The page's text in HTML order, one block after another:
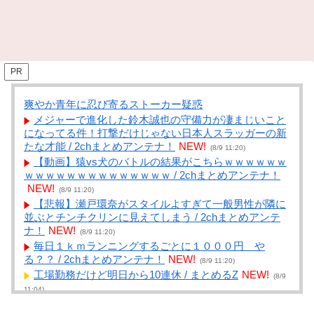
PR
爽やか青年に忍び寄るストーカー疑惑
メジャーで進化した鈴木誠也の守備力が凄まじいこと
になってる件！打撃だけじゃない日本人スラッガーの新
たな才能 / 2chまとめアンテナ！
NEW! (8/9 11:20)
【動画】猿vs犬のバトルの結果がこちらｗｗｗｗｗｗ
ｗｗｗｗｗｗｗｗｗｗｗｗｗｗ / 2chまとめアンテナ！
NEW!
(8/9 11:20)
【悲報】瀬戸環奈がスタイルよすぎて一般男性が隣に
並ぶとチンチクリンに見えてしまう / 2chまとめアンテ
ナ！
NEW! (8/9 11:20)
毎日１ｋｍランニングするごとに１０００円 や
る？？ / 2chまとめアンテナ！
NEW! (8/9 11:20)
工場勤務だけど明日から10連休 / まとめるZ NEW!
(8/9
11:04)